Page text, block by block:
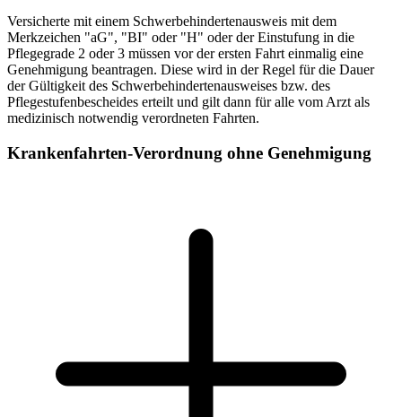
Versicherte mit einem Schwerbehindertenausweis mit dem
Merkzeichen "aG", "BI" oder "H" oder der Einstufung in die
Pflegegrade 2 oder 3 müssen vor der ersten Fahrt einmalig eine
Genehmigung beantragen. Diese wird in der Regel für die Dauer
der Gültigkeit des Schwerbehindertenausweises bzw. des
Pflegestufenbescheides erteilt und gilt dann für alle vom Arzt als
medizinisch notwendig verordneten Fahrten.
Krankenfahrten-Verordnung ohne Genehmigung